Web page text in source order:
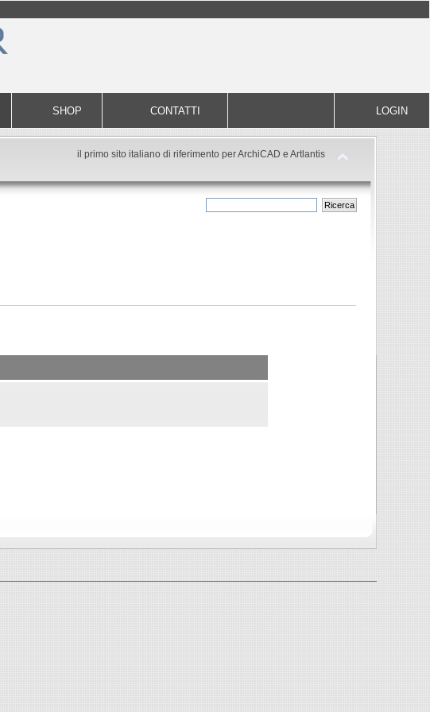
SHOP CONTATTI LOGIN
il primo sito italiano di riferimento per ArchiCAD e Artlantis